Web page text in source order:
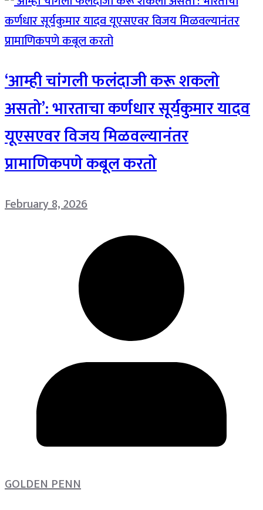
‘आम्ही चांगली फलंदाजी करू शकलो
असतो’: भारताचा कर्णधार सूर्यकुमार यादव
यूएसएवर विजय मिळवल्यानंतर
प्रामाणिकपणे कबूल करतो
February 8, 2026
GOLDEN PENN